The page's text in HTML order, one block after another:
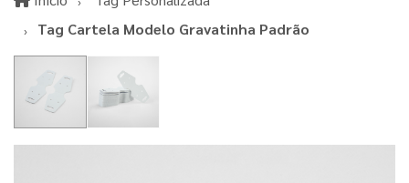
Tag Cartela Modelo Gravatinha Padrão